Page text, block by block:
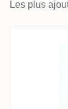
Les plus